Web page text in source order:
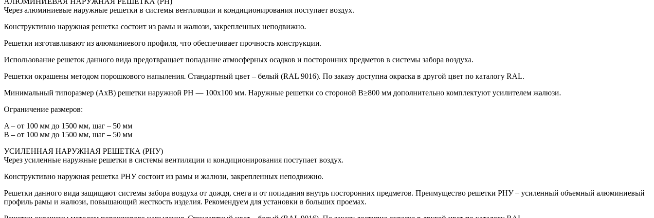
Через алюминиевые наружные решетки в системы вентиляции и кондиционирования поступает воздух.
Конструктивно наружная решетка состоит из рамы и жалюзи, закрепленных неподвижно.
Решетки изготавливают из алюминиевого профиля, что обеспечивает прочность конструкции.
Использование решеток данного вида предотвращает попадание атмосферных осадков и посторонних предметов в системы забора воздуха.
Решетки окрашены методом порошкового напыления. Стандартный цвет – белый (RAL 9016). По заказу доступна окраска в другой цвет по каталогу RAL.
Минимальный типоразмер (АхВ) решетки наружной РН — 100х100 мм. Наружные решетки со стороной В≥800 мм дополнительно комплектуют усилителем жалюзи.
Ограничение размеров:
A – от 100 мм до 1500 мм, шаг – 50 мм
В – от 100 мм до 1500 мм, шаг – 50 мм
УСИЛЕННАЯ НАРУЖНАЯ РЕШЕТКА (РНУ)
Через усиленные наружные решетки в системы вентиляции и кондиционирования поступает воздух.
Конструктивно наружная решетка РНУ состоит из рамы и жалюзи, закрепленных неподвижно.
Решетки данного вида защищают системы забора воздуха от дождя, снега и от попадания внутрь посторонних предметов. Преимущество решетки РНУ – усиленный объемный алюминиевый
профиль рамы и жалюзи, повышающий жесткость изделия. Рекомендуем для установки в больших проемах.